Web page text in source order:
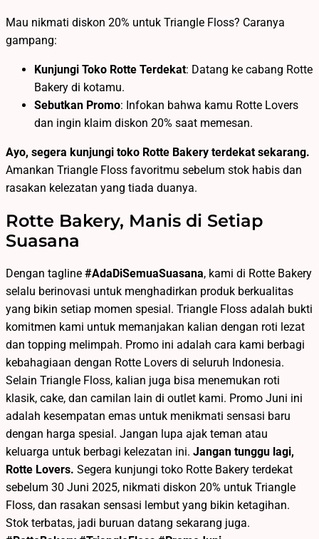
Mau nikmati diskon 20% untuk Triangle Floss? Caranya
gampang:
Kunjungi Toko Rotte Terdekat: Datang ke cabang Rotte
Bakery di kotamu.
Sebutkan Promo: Infokan bahwa kamu Rotte Lovers
dan ingin klaim diskon 20% saat memesan.
Ayo, segera kunjungi toko Rotte Bakery terdekat sekarang.
Amankan Triangle Floss favoritmu sebelum stok habis dan
rasakan kelezatan yang tiada duanya.
Rotte Bakery, Manis di Setiap
Suasana
Dengan tagline #AdaDiSemuaSuasana, kami di Rotte Bakery
selalu berinovasi untuk menghadirkan produk berkualitas
yang bikin setiap momen spesial. Triangle Floss adalah bukti
komitmen kami untuk memanjakan kalian dengan roti lezat
dan topping melimpah. Promo ini adalah cara kami berbagi
kebahagiaan dengan Rotte Lovers di seluruh Indonesia.
Selain Triangle Floss, kalian juga bisa menemukan roti
klasik, cake, dan camilan lain di outlet kami. Promo Juni ini
adalah kesempatan emas untuk menikmati sensasi baru
dengan harga spesial. Jangan lupa ajak teman atau
keluarga untuk berbagi kelezatan ini. Jangan tunggu lagi,
Rotte Lovers. Segera kunjungi toko Rotte Bakery terdekat
sebelum 30 Juni 2025, nikmati diskon 20% untuk Triangle
Floss, dan rasakan sensasi lembut yang bikin ketagihan.
Stok terbatas, jadi buruan datang sekarang juga.